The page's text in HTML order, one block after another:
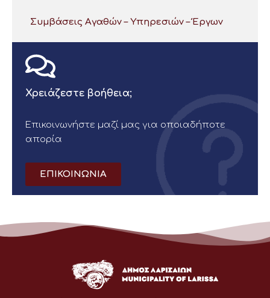
Συμβάσεις Αγαθών – Υπηρεσιών – Έργων
Χρειάζεστε βοήθεια;
Επικοινωνήστε μαζί μας για οποιαδήποτε
απορία
ΕΠΙΚΟΙΝΩΝΙΑ